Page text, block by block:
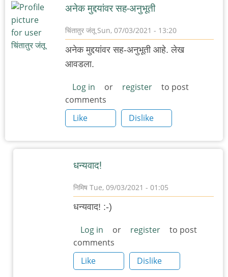
अनेक मुद्दयांवर सह-अनुभूती
चिंतातुर जंतू Sun, 07/03/2021 - 13:20
अनेक मुद्दयांवर सह-अनुभूती आहे. लेख
आवडला.
Log in or register
to post
comments
Like
Dislike
धन्यवाद!
निमिष Tue, 09/03/2021 - 01:05
In
अनेक
मुद्दयांवर
सह-
धन्यवाद! :-)
Log in or register
to post
comments
Like
Dislike